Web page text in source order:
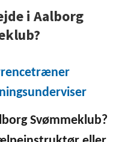
i Aalborg
Svømmeklub?